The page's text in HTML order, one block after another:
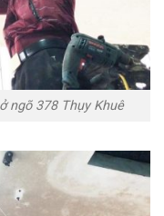
ngõ 378 Thụy Khuê